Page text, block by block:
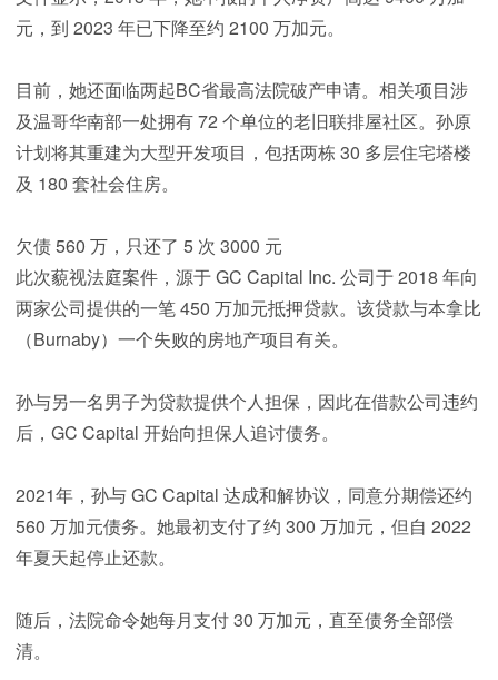
元，到 2023 年已下降至约 2100 万加元。
目前，她还面临两起BC省最高法院破产申请。相关项目涉
及温哥华南部一处拥有 72 个单位的老旧联排屋社区。孙原
计划将其重建为大型开发项目，包括两栋 30 多层住宅塔楼
及 180 套社会住房。
欠债 560 万，只还了 5 次 3000 元
此次藐视法庭案件，源于 GC Capital Inc. 公司于 2018 年向
两家公司提供的一笔 450 万加元抵押贷款。该贷款与本拿比
（Burnaby）一个失败的房地产项目有关。
孙与另一名男子为贷款提供个人担保，因此在借款公司违约
后，GC Capital 开始向担保人追讨债务。
2021年，孙与 GC Capital 达成和解协议，同意分期偿还约
560 万加元债务。她最初支付了约 300 万加元，但自 2022
年夏天起停止还款。
随后，法院命令她每月支付 30 万加元，直至债务全部偿
清。